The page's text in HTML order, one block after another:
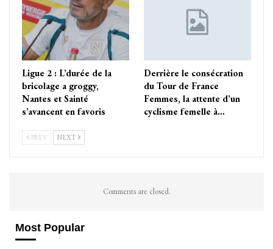
Ligue 2 : L’durée de la
bricolage a groggy,
Nantes et Sainté
s’avancent en favoris
Derrière le consécration
du Tour de France
Femmes, la attente d’un
cyclisme femelle à…
PREV NEXT
Comments are closed.
Most Popular